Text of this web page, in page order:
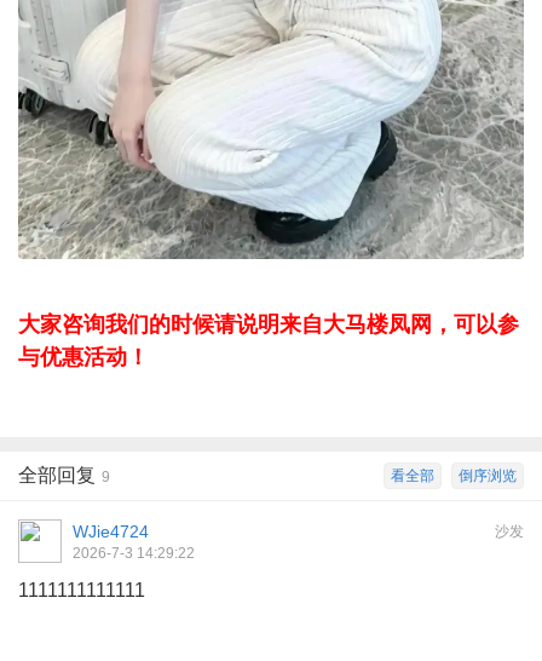
大家咨询我们的时候请说明来自大马楼凤网，可以参
与优惠活动！
倒序浏览
看全部
全部回复 9
沙发
WJie4724
2026-7-3 14:29:22
1111111111111